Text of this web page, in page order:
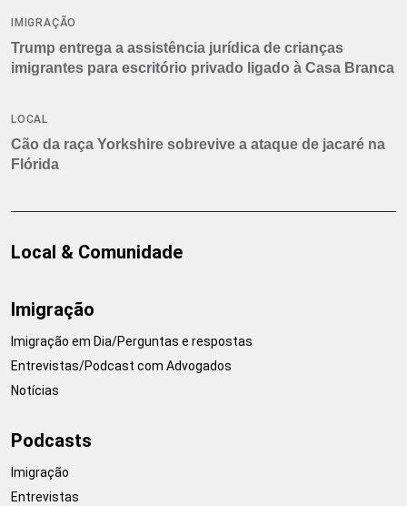
IMIGRAÇÃO
Trump entrega a assistência jurídica de crianças
imigrantes para escritório privado ligado à Casa Branca
LOCAL
Cão da raça Yorkshire sobrevive a ataque de jacaré na
Flórida
Local & Comunidade
Imigração
Imigração em Dia/Perguntas e respostas
Entrevistas/Podcast com Advogados
Notícias
Podcasts
Imigração
Entrevistas